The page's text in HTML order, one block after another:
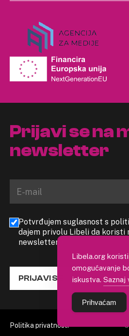
Prijavi se na
newsletter
Potvrđujem suglasnost s
dajem privolu Libeli da koristi
newslettera
PRIJAVI SE
Politika privatnosti
Libela.org
omogućavanje
iskustva. Saznaj
Prihvaćam